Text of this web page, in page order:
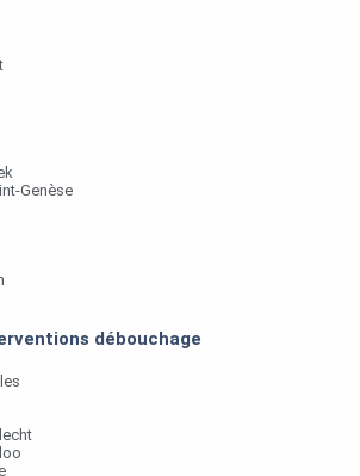
Genèse
débouchage